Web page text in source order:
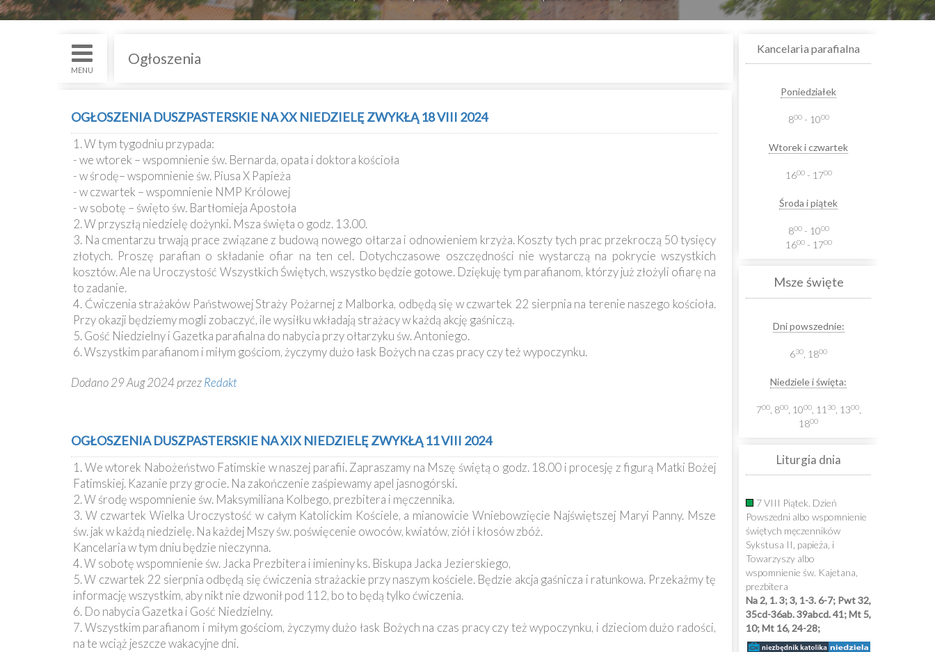
św.
i
Duszpasterze
Małoletnich
MENU
Ogłoszenia
OGŁOSZENIA DUSZPASTERSKIE NA XX NIEDZIELĘ ZWYKŁĄ 18 VIII 2024
1. W tym tygodniu przypada:
- we wtorek – wspomnienie św. Bernarda, opata i doktora kościoła
- w środę– wspomnienie św. Piusa X Papieża
- w czwartek – wspomnienie NMP Królowej
- w sobotę – święto św. Bartłomieja Apostoła
2. W przyszłą niedzielę dożynki. Msza święta o godz. 13.00.
3. Na cmentarzu trwają prace związane z budową nowego ołtarza i odnowieniem krzyża. Koszty tych prac przekroczą 50 tysięcy
złotych. Proszę parafian o składanie ofiar na ten cel. Dotychczasowe oszczędności nie wystarczą na pokrycie wszystkich
kosztów. Ale na Uroczystość Wszystkich Świętych, wszystko będzie gotowe. Dziękuję tym parafianom, którzy już złożyli ofiarę na
to zadanie.
4. Ćwiczenia strażaków Państwowej Straży Pożarnej z Malborka, odbędą się w czwartek 22 sierpnia na terenie naszego kościoła.
Przy okazji będziemy mogli zobaczyć, ile wysiłku wkładają strażacy w każdą akcję gaśniczą.
5. Gość Niedzielny i Gazetka parafialna do nabycia przy ołtarzyku św. Antoniego.
6. Wszystkim parafianom i miłym gościom, życzymy dużo łask Bożych na czas pracy czy też wypoczynku.
Dodano 29 Aug 2024 przezRedakt
OGŁOSZENIA DUSZPASTERSKIE NA XIX NIEDZIELĘ ZWYKŁĄ 11 VIII 2024
1. We wtorek Nabożeństwo Fatimskie w naszej parafii. Zapraszamy na Mszę świętą o godz. 18.00 i procesję z figurą Matki Bożej
Fatimskiej. Kazanie przy grocie. Na zakończenie zaśpiewamy apel jasnogórski.
2. W środę wspomnienie św. Maksymiliana Kolbego, prezbitera i męczennika.
3. W czwartek Wielka Uroczystość w całym Katolickim Kościele, a mianowicie Wniebowzięcie Najświętszej Maryi Panny. Msze
św. jak w każdą niedzielę. Na każdej Mszy św. poświęcenie owoców, kwiatów, ziół i kłosów zbóż.
Kancelaria w tym dniu będzie nieczynna.
4. W sobotę wspomnienie św. Jacka Prezbitera i imieniny ks. Biskupa Jacka Jezierskiego,
5. W czwartek 22 sierpnia odbędą się ćwiczenia strażackie przy naszym kościele. Będzie akcja gaśnicza i ratunkowa. Przekażmy tę
informację wszystkim, aby nikt nie dzwonił pod 112, bo to będą tylko ćwiczenia.
6. Do nabycia Gazetka i Gość Niedzielny.
7. Wszystkim parafianom i miłym gościom, życzymy dużo łask Bożych na czas pracy czy też wypoczynku, i dzieciom dużo radości,
na te wciąż jeszcze wakacyjne dni.
Kancelaria parafialna
Poniedziałek
800- 1000
Wtorek i czwartek
1600- 1700
Środa i piątek
800- 1000
1600- 1700
Msze święte
Dni powszednie:
630 , 1800
Niedziele i święta:
700, 800, 1000, 11 30, 1300,
1800
Liturgia dnia
7 VIII Piątek. Dzień
Powszedni albo wspomnienie
świętych męczenników
Sykstusa II, papieża, i
Towarzyszy albo
wspomnienie św. Kajetana,
prezbitera
Na 2, 1. 3; 3, 1-3. 6-7; Pwt 32,
35cd-36ab. 39abcd. 41; Mt 5,
10; Mt 16, 24-28;